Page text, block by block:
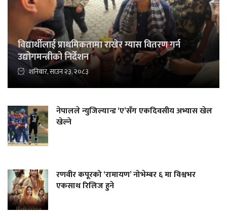
विद्यार्थीलाई प्राथमिकतामा राखेर ग्यास वितरण गर्न
उद्योगमन्त्रीको निर्देशन
शनिबार, साउन २३, २०८३
नेपालले न्युजिल्यान्ड ‘ए’सँग एकदिवसीय अभ्यास खेल
खेल्ने
रणवीर कपूरको ‘रामायण’ नोभेम्बर ६ मा विश्वभर
एकसाथ रिलिज हुने